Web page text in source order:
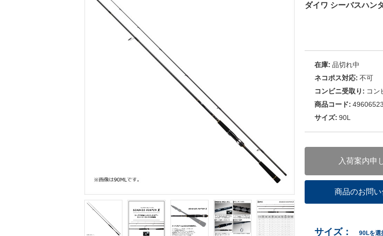
ダイワ シーバスハン
在庫: 品切れ中
ネコポス対応: 不可
コンビニ受取り: コン
商品コード:
サイズ: 90L
入荷案内申
商品のお問
サイズ： 90Lを選